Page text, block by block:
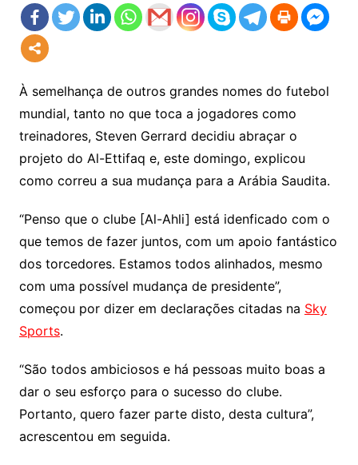
À semelhança de outros grandes nomes do futebol
mundial, tanto no que toca a jogadores como
treinadores, Steven Gerrard decidiu abraçar o
projeto do Al-Ettifaq e, este domingo, explicou
como correu a sua mudança para a Arábia Saudita.
“Penso que o clube [Al-Ahli] está idenficado com o
que temos de fazer juntos, com um apoio fantástico
dos torcedores. Estamos todos alinhados, mesmo
com uma possível mudança de presidente”,
começou por dizer em declarações citadas na Sky
Sports.
“São todos ambiciosos e há pessoas muito boas a
dar o seu esforço para o sucesso do clube.
Portanto, quero fazer parte disto, desta cultura”,
acrescentou em seguida.